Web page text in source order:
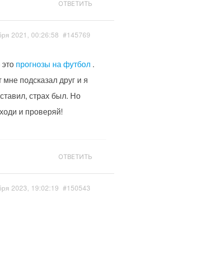
ОТВЕТИТЬ
2021, 00:26:58 #145769
прогнозы на футбол.
подсказал друг и я
страх был. Но
и проверяй!
ОТВЕТИТЬ
2023, 19:02:19 #150543